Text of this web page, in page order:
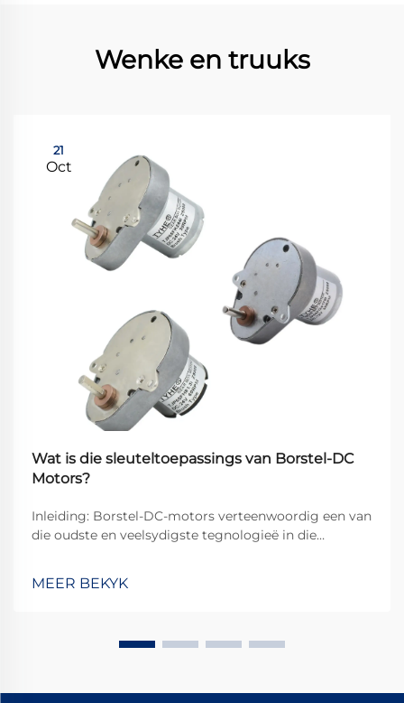
Wenke en truuks
21
Oct
Wat is die sleuteltoepassings van Borstel-DC
Motors?
Inleiding: Borstel-DC-motors verteenwoordig een van
die oudste en veelsydigste tegnologieë in die
opkoms van borstelloos alternatiewe. Hulle ...
MEER BEKYK